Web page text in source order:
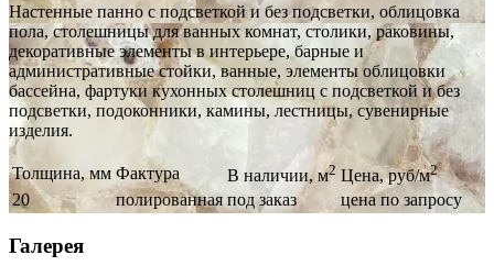
Настенные панно с подсветкой и без подсветки, облицовка
пола, столешницы для ванных комнат, столики, раковины,
декоративные элементы в интерьере, барные и
административные стойки, ванные, элементы облицовки
бассейна, фартуки кухонных столешниц с подсветкой и без
подсветки, подоконники, камины, лестницы, сувенирные
изделия.
Толщина, мм Фактура В наличии, м2 Цена, руб/м2
20 полированная под заказ цена по запросу
Галерея